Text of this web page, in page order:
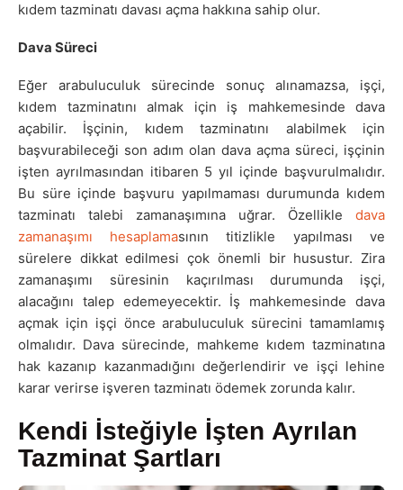
kıdem tazminatı davası açma hakkına sahip olur.
Dava Süreci
Eğer arabuluculuk sürecinde sonuç alınamazsa, işçi,
kıdem tazminatını almak için iş mahkemesinde dava
açabilir. İşçinin, kıdem tazminatını alabilmek için
başvurabileceği son adım olan dava açma süreci, işçinin
işten ayrılmasından itibaren 5 yıl içinde başvurulmalıdır.
Bu süre içinde başvuru yapılmaması durumunda kıdem
tazminatı talebi zamanaşımına uğrar. Özellikle dava
zamanaşımı hesaplamasının titizlikle yapılması ve
sürelere dikkat edilmesi çok önemli bir husustur. Zira
zamanaşımı süresinin kaçırılması durumunda işçi,
alacağını talep edemeyecektir. İş mahkemesinde dava
açmak için işçi önce arabuluculuk sürecini tamamlamış
olmalıdır. Dava sürecinde, mahkeme kıdem tazminatına
hak kazanıp kazanmadığını değerlendirir ve işçi lehine
karar verirse işveren tazminatı ödemek zorunda kalır.
Kendi İsteğiyle İşten Ayrılan
Tazminat Şartları